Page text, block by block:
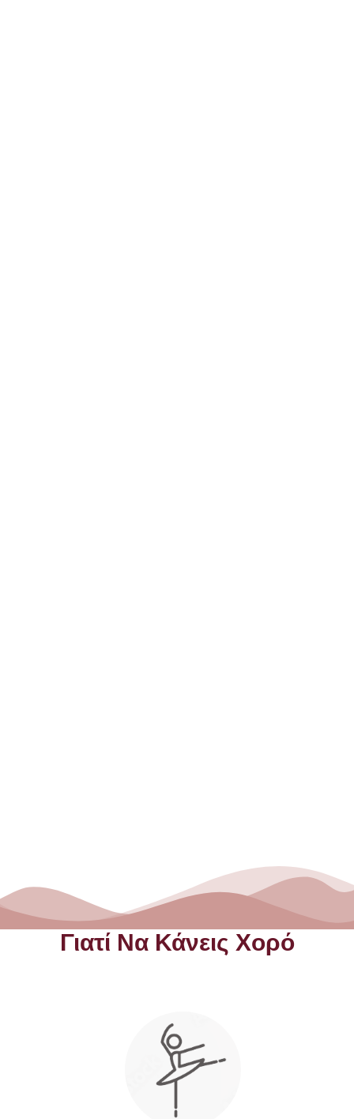
Γιατί Να Κάνεις Χορό